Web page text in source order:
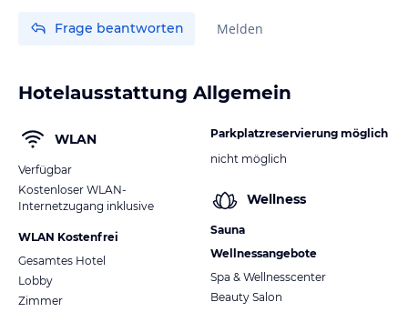
Frage beantworten Melden
Hotelausstattung Allgemein
WLAN
Verfügbar
Kostenloser WLAN-
Internetzugang inklusive
WLAN Kostenfrei
Gesamtes Hotel
Lobby
Zimmer
Parkplatzreservierung möglich
nicht möglich
Wellness
Sauna
Wellnessangebote
Spa & Wellnesscenter
Beauty Salon